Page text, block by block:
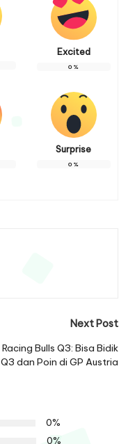
Excited
0%
Surprise
0%
Next Post
Racing Bulls Q3: Bisa Bidik
Q3 dan Poin di GP Austria
0%
0%